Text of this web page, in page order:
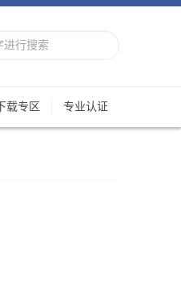
下载专区 专业认证